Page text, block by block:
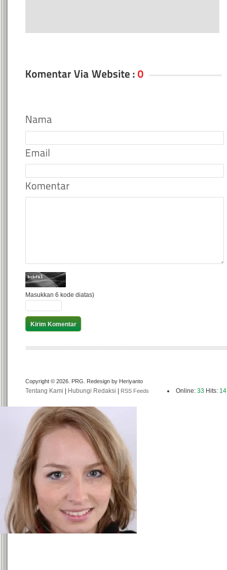
Masukkan 6 kode diatas)
Copyright © 2026. PRG. Redesign by Heriyanto
Tentang Kami Hubungi Redaksi RSS Feeds Online: 33 Hits: